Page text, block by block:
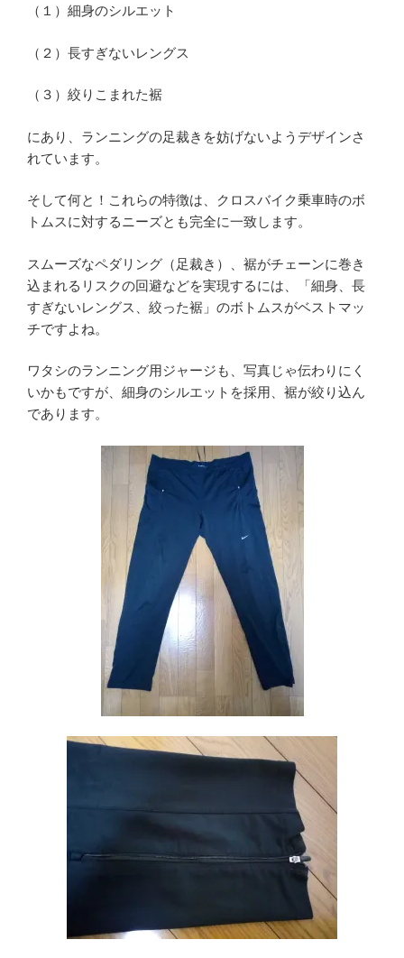
（１）細身のシルエット
（２）長すぎないレングス
（３）絞りこまれた裾
にあり、ランニングの足裁きを妨げないようデザインさ
れています。
そして何と！これらの特徴は、クロスバイク乗車時のボ
トムスに対するニーズとも完全に一致します。
スムーズなペダリング（足裁き）、裾がチェーンに巻き
込まれるリスクの回避などを実現するには、「細身、長
すぎないレングス、絞った裾」のボトムスがベストマッ
チですよね。
ワタシのランニング用ジャージも、写真じゃ伝わりにく
いかもですが、細身のシルエットを採用、裾が絞り込ん
であります。